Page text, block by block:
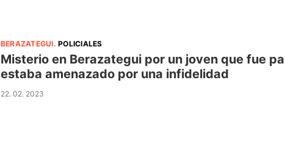
BERAZATEGUI.POLICIALES
Misterio en Berazategui por un joven que fue
estaba amenazado por una infidelidad
22. 02. 2023